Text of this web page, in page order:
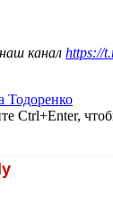
канал https://
Тодоренко
Ctrl+Enter,